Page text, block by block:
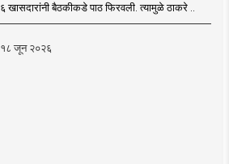
६ खासदारांनी बैठकीकडे पाठ फिरवली. त्यामुळे ठाकरे ..
१८ जून २०२६